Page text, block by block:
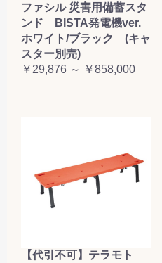
ファシル 災害用備蓄スタ
ンド BISTA発電機ver.
ホワイト/ブラック (キャ
スター別売)
￥29,876 ～ ￥858,000
【代引不可】テラモト